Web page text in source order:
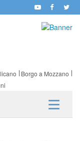
Borgo a Mozzano